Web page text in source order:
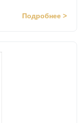
Подробнее >